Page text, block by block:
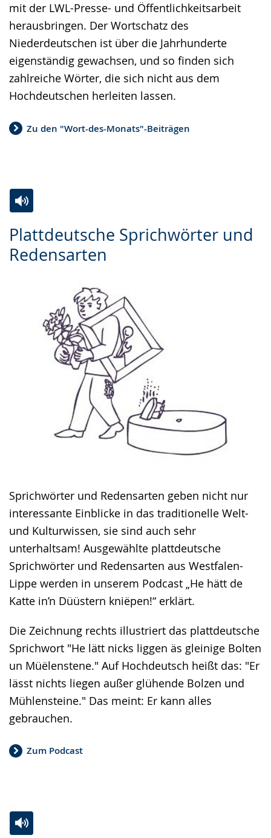
mit der LWL-Presse- und Öffentlichkeitsarbeit
herausbringen. Der Wortschatz des
Niederdeutschen ist über die Jahrhunderte
eigenständig gewachsen, und so finden sich
zahlreiche Wörter, die sich nicht aus dem
Hochdeutschen herleiten lassen.
Zu den "Wort-des-Monats"-Beiträgen
Plattdeutsche Sprichwörter und
Redensarten
Sprichwörter und Redensarten geben nicht nur
interessante Einblicke in das traditionelle Welt-
und Kulturwissen, sie sind auch sehr
unterhaltsam! Ausgewählte plattdeutsche
Sprichwörter und Redensarten aus Westfalen-
Lippe werden in unserem Podcast „He hätt de
Katte in’n Düüstern kniëpen!“ erklärt.
Die Zeichnung rechts illustriert das plattdeutsche
Sprichwort "He lätt nicks liggen äs gleinige Bolten
un Müëlenstene." Auf Hochdeutsch heißt das: "Er
lässt nichts liegen außer glühende Bolzen und
Mühlensteine." Das meint: Er kann alles
gebrauchen.
Zum Podcast
Leichten
Sprache
Audio-
Unterstützung.
Video
in
Gebärdensprache
angezeigt.